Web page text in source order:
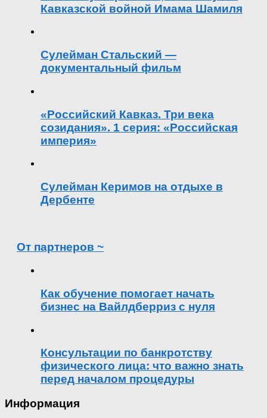
Кавказской войной Имама Шамиля
Сулейман Стальский —
документальный фильм
«Российский Кавказ. Три века
созидания». 1 серия: «Российская
империя»
Сулейман Керимов на отдыхе в
Дербенте
От партнеров ~
Как обучение помогает начать
бизнес на Вайлдберриз с нуля
Консультации по банкротству
физического лица: что важно знать
перед началом процедуры
Информация